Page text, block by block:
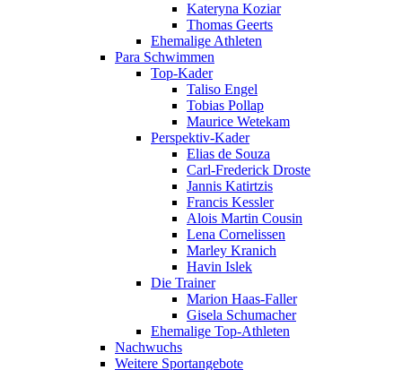
Kateryna Koziar
Thomas Geerts
Ehemalige Athleten
Para Schwimmen
Top-Kader
Taliso Engel
Tobias Pollap
Maurice Wetekam
Perspektiv-Kader
Elias de Souza
Carl-Frederick Droste
Jannis Katirtzis
Francis Kessler
Alois Martin Cousin
Lena Cornelissen
Marley Kranich
Havin Islek
Die Trainer
Marion Haas-Faller
Gisela Schumacher
Ehemalige Top-Athleten
Nachwuchs
Weitere Sportangebote